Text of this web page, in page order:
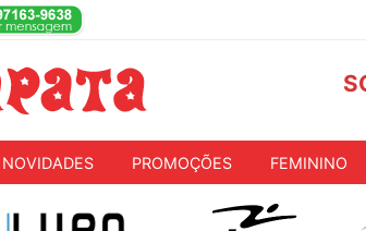
NOVIDADES PROMOÇÕES FEMININO